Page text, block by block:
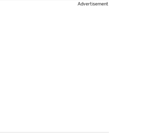
Advertisement